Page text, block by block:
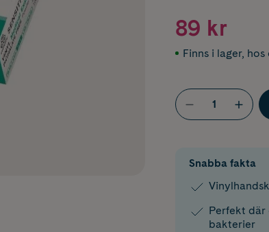
89 kr
Finns i lager, hos
Snabba fakta
Perfekt där
bakterier